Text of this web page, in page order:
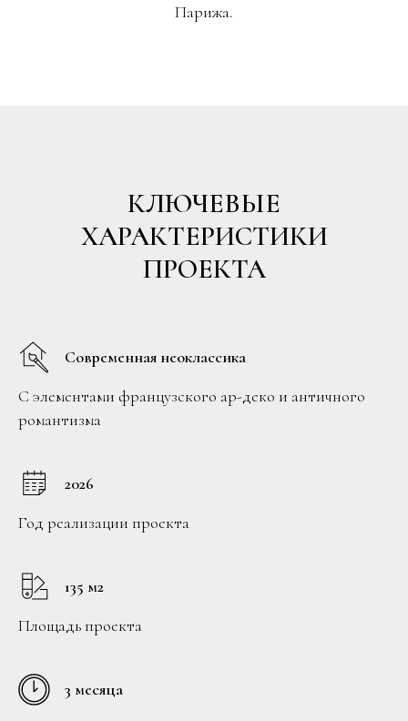
Парижа.
КЛЮЧЕВЫЕ
ХАРАКТЕРИСТИКИ
ПРОЕКТА
Современная неоклассика
С элементами французского ар-деко и античного
романтизма
2026
Год реализации проекта
135 м2
Площадь проекта
3 месяца